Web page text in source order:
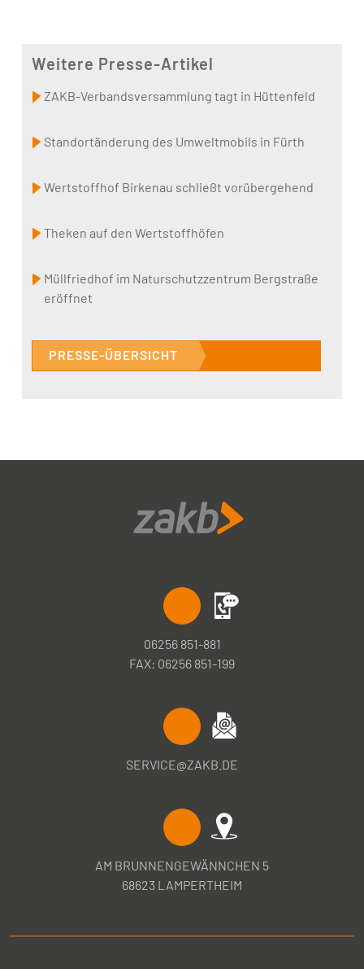
Weitere Presse-Artikel
ZAKB-Verbandsversammlung tagt in Hüttenfeld
Standortänderung des Umweltmobils in Fürth
Wertstoffhof Birkenau schließt vorübergehend
Theken auf den Wertstoffhöfen
Müllfriedhof im Naturschutzzentrum Bergstraße
eröffnet
PRESSE-ÜBERSICHT
06256 851-881
FAX: 06256 851-199
SERVICE@ZAKB.DE
AM BRUNNENGEWÄNNCHEN 5
68623 LAMPERTHEIM